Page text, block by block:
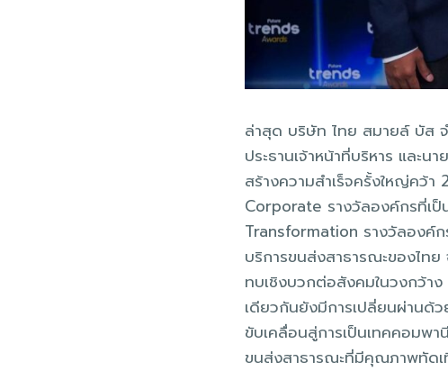
ล่าสุด บริษัท ไทย สมายล์ บัส
ประธานเจ้าหน้าที่บริหาร และ
สร้างความสำเร็จครั้งใหญ่คว้
Corporate รางวัลองค์กรที่เ
Transformation รางวัลองค์ก
บริการขนส่งสาธารณะของไทย
ทบเชิงบวกต่อสังคมในวงกว้
เดียวกันยังมีการเปลี่ยนผ่านด้ว
ขับเคลื่อนสู่การเป็นเทคคอมพ
ขนส่งสาธารณะที่มีคุณภาพทัดเ